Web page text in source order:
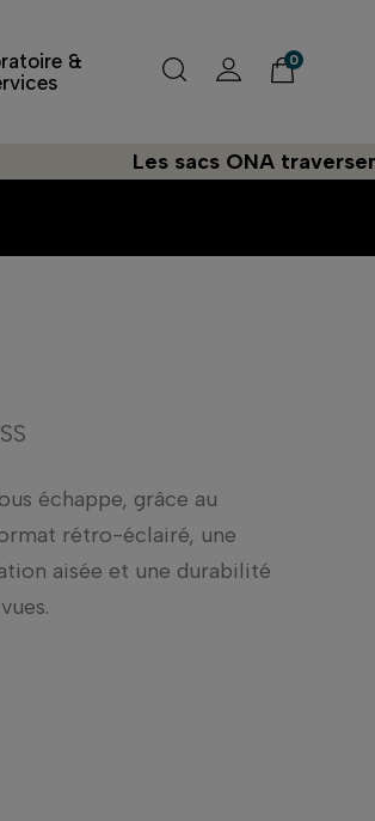
&
0
Les sacs ONA traversent
échappe, grâce au
rétro-éclairé, une
aisée et une durabilité